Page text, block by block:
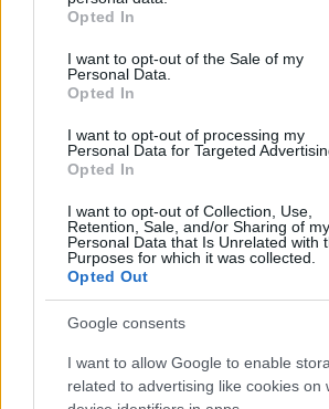
grant or deny consent to Google and its
use your data for below specified
consent section.
Opted In
I want to opt-out of the Sale of my
Personal Data.
Opted In
I want to opt-out of processing my
Personal Data for Targeted
Opted In
I want to opt-out of Collection, Use,
Retention, Sale, and/or Sharing of my
Personal Data that Is Unrelated with
Purposes for which it was collected.
Opted Out
Google consents
I want to allow Google to enable
related to advertising like cookies on
δύο καταθέσεις «κλειδί»
26χρονου Αφγανού – Το
κινητού, η θεία από την
Η Ελένη Φωτοπούλου
γιορτή του Άκη
Αριστοτέλης Δαμίγος: Στο
Ριτσώνας το «ύστατο
σύνδεσμο του ελικοπτέρου
Ψάθα
«Αφιέρωσε τη ζωή της στο
ανθρώπους που είχαν
δήλωση της οικογένειας
Λίζα που βρέθηκε νεκρή